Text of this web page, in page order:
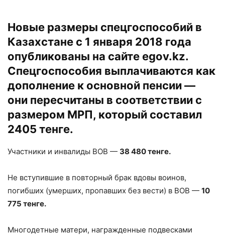
Новые размеры спецгоспособий в
Казахстане с 1 января 2018 года
опубликованы на сайте egov.kz.
Спецгоспособия выплачиваются как
дополнение к основной пенсии —
они пересчитаны в соответствии с
размером МРП, который составил
2405 тенге.
Участники и инвалиды ВОВ — 38 480 тенге.
Не вступившие в повторный брак вдовы воинов,
погибших (умерших, пропавших без вести) в ВОВ — 10
775 тенге.
Многодетные матери, награжденные подвесками